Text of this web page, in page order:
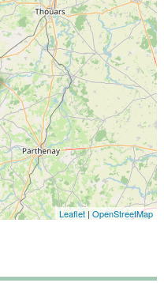
Leaflet |OpenStreetMap